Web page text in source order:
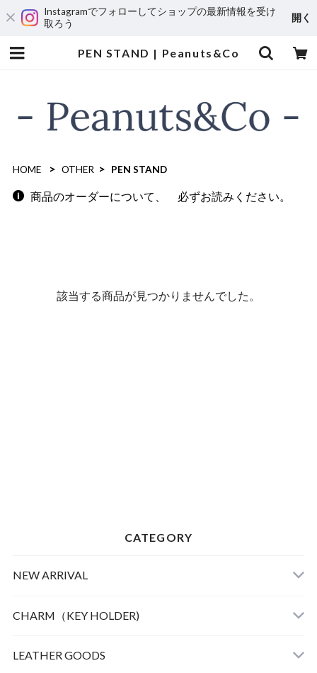
Instagramでフォローしてショップの最新情報を受け
取ろう
開く
PEN STAND | Peanuts&Co
HOME OTHER PEN STAND
商品のオーダーについて、 必ずお読みください。
該当する商品が見つかりませんでした。
CATEGORY
NEW ARRIVAL
LEATHER
CHARM（KEY HOLDER)
LEATHER GOODS